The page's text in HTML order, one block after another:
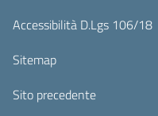
Accessibilità D.Lgs 106/18
Sitemap
Sito precedente